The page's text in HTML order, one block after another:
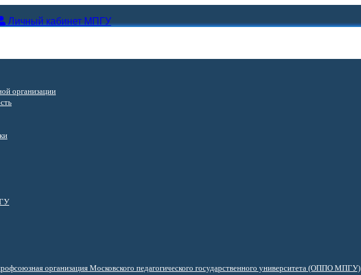
Личный кабинет МПГУ
организации
организация Московского педагогического государственного университета (ОППО МПГУ)